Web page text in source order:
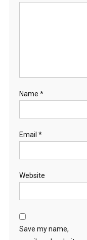
Name *
Email *
Website
Save my name,